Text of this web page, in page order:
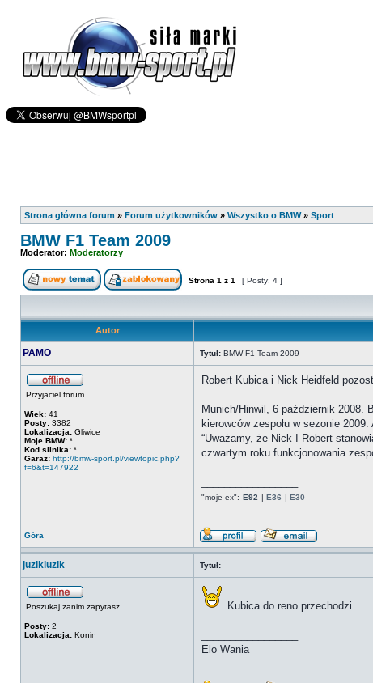
Strona główna forum » Forum użytkowników » Wszystko o BMW» Sport
BMW F1 Team 2009
Moderator: Moderatorzy
Strona 1 z 1 [ Posty: 4 ]
Autor
PAMO Tytuł: BMW F1 Team 2009
Przyjaciel forum
Wiek: 41
Posty: 3382
Lokalizacja: Gliwice
Moje BMW: *
Kod silnika: *
Garaż: http://bmw-sport.pl/viewtopic.php?
f=6&t=147922
Robert Kubica i Nick Heidfeld
Munich/Hinwil, 6 październik 2008.
kierowców zespołu w sezonie
“Uważamy, że Nick I Robert
czwartym roku funkcjonowania
"moje ex": E92 | E36 | E30
Góra
juzikluzik Tytuł:
Poszukaj zanim zapytasz
Posty: 2
Lokalizacja: Konin
Kubica do reno przechodzi
Elo Wania